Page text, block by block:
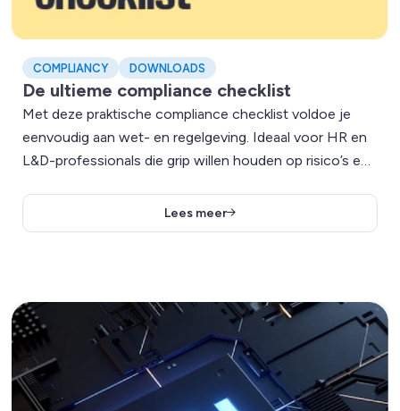
COMPLIANCY DOWNLOADS
De ultieme compliance checklist
Met deze praktische compliance checklist voldoe je
eenvoudig aan wet- en regelgeving. Ideaal voor HR en
L&D-professionals die grip willen houden op risico’s en
Lees meer
Lees meer over AI Stappenplan voor iedere organisatie